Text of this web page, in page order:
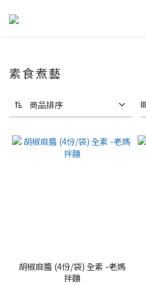
素食煮藝
商品排序
胡椒麻醬 (4份/袋) 全素 -老媽
拌麵